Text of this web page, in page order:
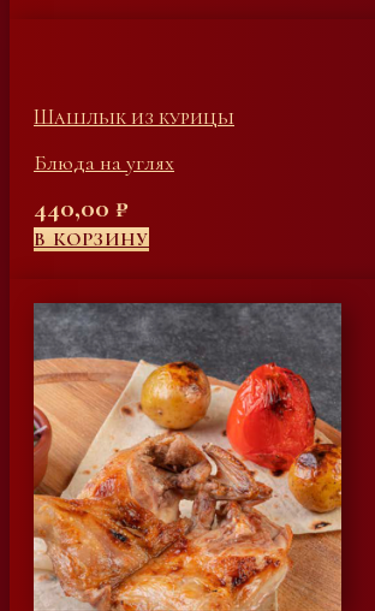
Шашлык из курицы
Блюда на углях
440,00 ₽
В КОРЗИНУ